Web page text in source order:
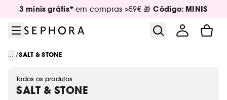
Ir para o menu
Ir para o conteúdo principal
Ir para o rodapé
3 minis grátis* em compras >59€ 🎁Código: MINIS
... /SALT & STONE
Todos os produtos
SALT & STONE